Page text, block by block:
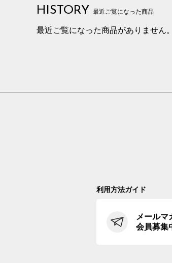
HISTORY 最近ご覧になった商品
最近ご覧になった商品がありません。
利用方法ガイド
メールマ
会員募集